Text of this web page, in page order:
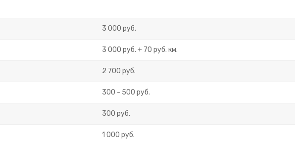
3 000 руб.
3 000 руб. + 70 руб. км.
2 700 руб.
300 - 500 руб.
300 руб.
1 000 руб.